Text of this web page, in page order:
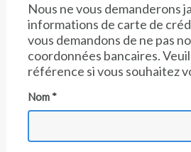
Nous ne vous demanderons
informations de carte de
vous demandons de ne pas
coordonnées bancaires.
référence si vous souhaitez
Nom *